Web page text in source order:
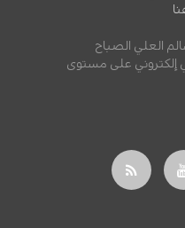
العلي الصباح
على مستوى